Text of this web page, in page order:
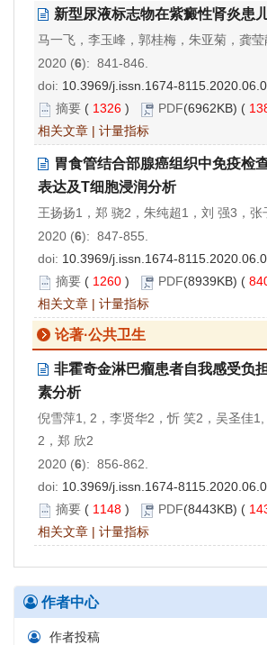
新型尿液标志物在紫癜性肾炎患
马一飞，李玉峰，郭桂梅，朱亚菊，龚莹
2020 (6): 841-846.
doi: 10.3969/j.issn.1674-
摘要 ( 1326 ) PDF(6962KB) (
相关文章 | 计量指标
胃食管结合部腺癌组织中免疫检
表达及T细胞浸润分析
王扬扬1，郑 骁2，朱纯超1，刘 强3，张
2020 (6): 847-855.
doi: 10.3969/j.issn.1674-
摘要 ( 1260 ) PDF(8939KB) (
相关文章 | 计量指标
论著·公共卫生
非霍奇金淋巴瘤患者自我感受负
素分析
倪雪萍1, 2，李贤华2，忻 笑2，吴圣佳
2，郑 欣2
2020 (6): 856-862.
doi: 10.3969/j.issn.1674-
摘要 ( 1148 ) PDF(8443KB) (
相关文章 | 计量指标
作者中心
作者投稿